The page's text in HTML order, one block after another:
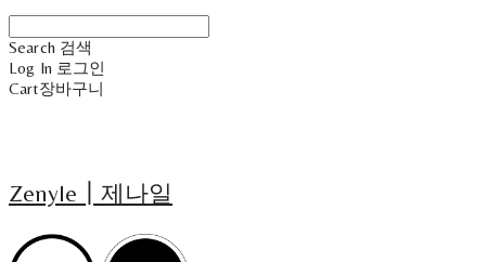
Search 검색
Log In 로그인
Cart장바구니
Zenyle┃제나일